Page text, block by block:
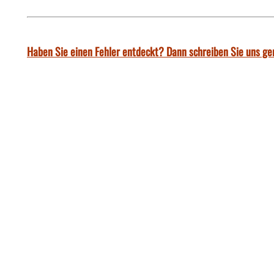
Haben Sie einen Fehler entdeckt? Dann schreiben Sie uns